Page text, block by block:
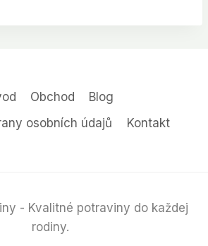
Obchod
Blog
osobních údajů
Kontakt
- Kvalitné potraviny do každej
rodiny.